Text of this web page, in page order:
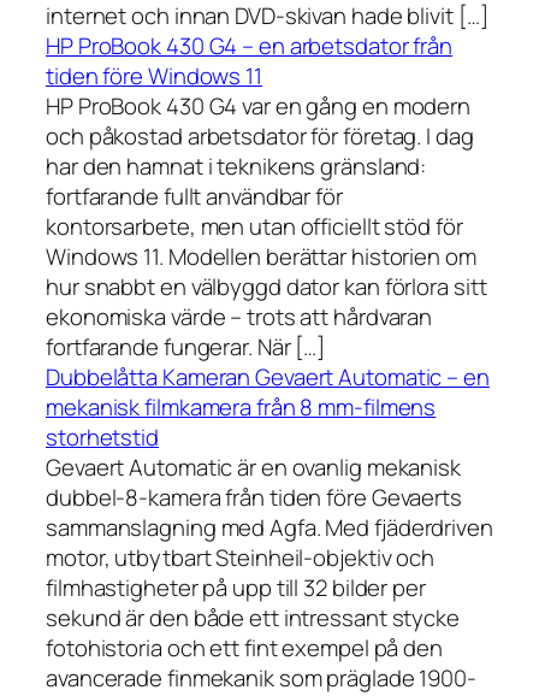
internet och innan DVD-skivan hade blivit […]
HP ProBook 430 G4 – en arbetsdator från
tiden före Windows 11
HP ProBook 430 G4 var en gång en modern
och påkostad arbetsdator för företag. I dag
har den hamnat i teknikens gränsland:
fortfarande fullt användbar för
kontorsarbete, men utan officiellt stöd för
Windows 11. Modellen berättar historien om
hur snabbt en välbyggd dator kan förlora sitt
ekonomiska värde – trots att hårdvaran
fortfarande fungerar. När […]
Dubbelåtta Kameran Gevaert Automatic – en
mekanisk filmkamera från 8 mm-filmens
storhetstid
Gevaert Automatic är en ovanlig mekanisk
dubbel-8-kamera från tiden före Gevaerts
sammanslagning med Agfa. Med fjäderdriven
motor, utbytbart Steinheil-objektiv och
filmhastigheter på upp till 32 bilder per
sekund är den både ett intressant stycke
fotohistoria och ett fint exempel på den
avancerade finmekanik som präglade 1900-